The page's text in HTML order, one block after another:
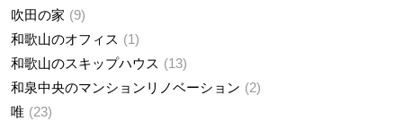
吹田の家
9
和歌山のオフィス
1
和歌山のスキップハウス
13
和泉中央のマンションリノベーション
2
唯
23